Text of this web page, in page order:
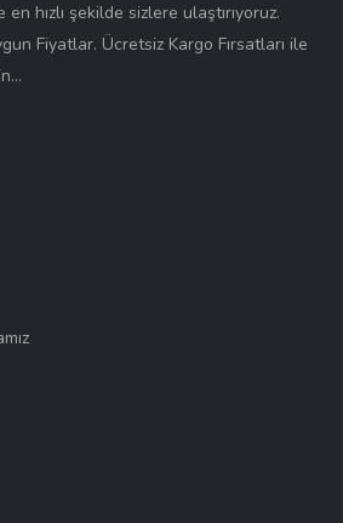
hızlı şekilde sizlere ulaştırıyoruz.
Fiyatlar. Ücretsiz Kargo Fırsatları ile